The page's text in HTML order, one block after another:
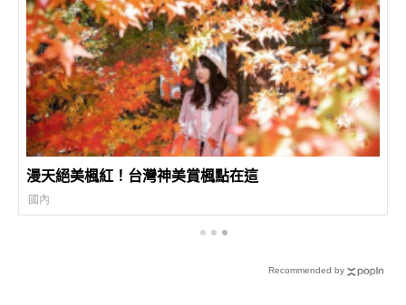
漫天絕美楓紅！台灣神美賞楓點在這
國內
Recommended by